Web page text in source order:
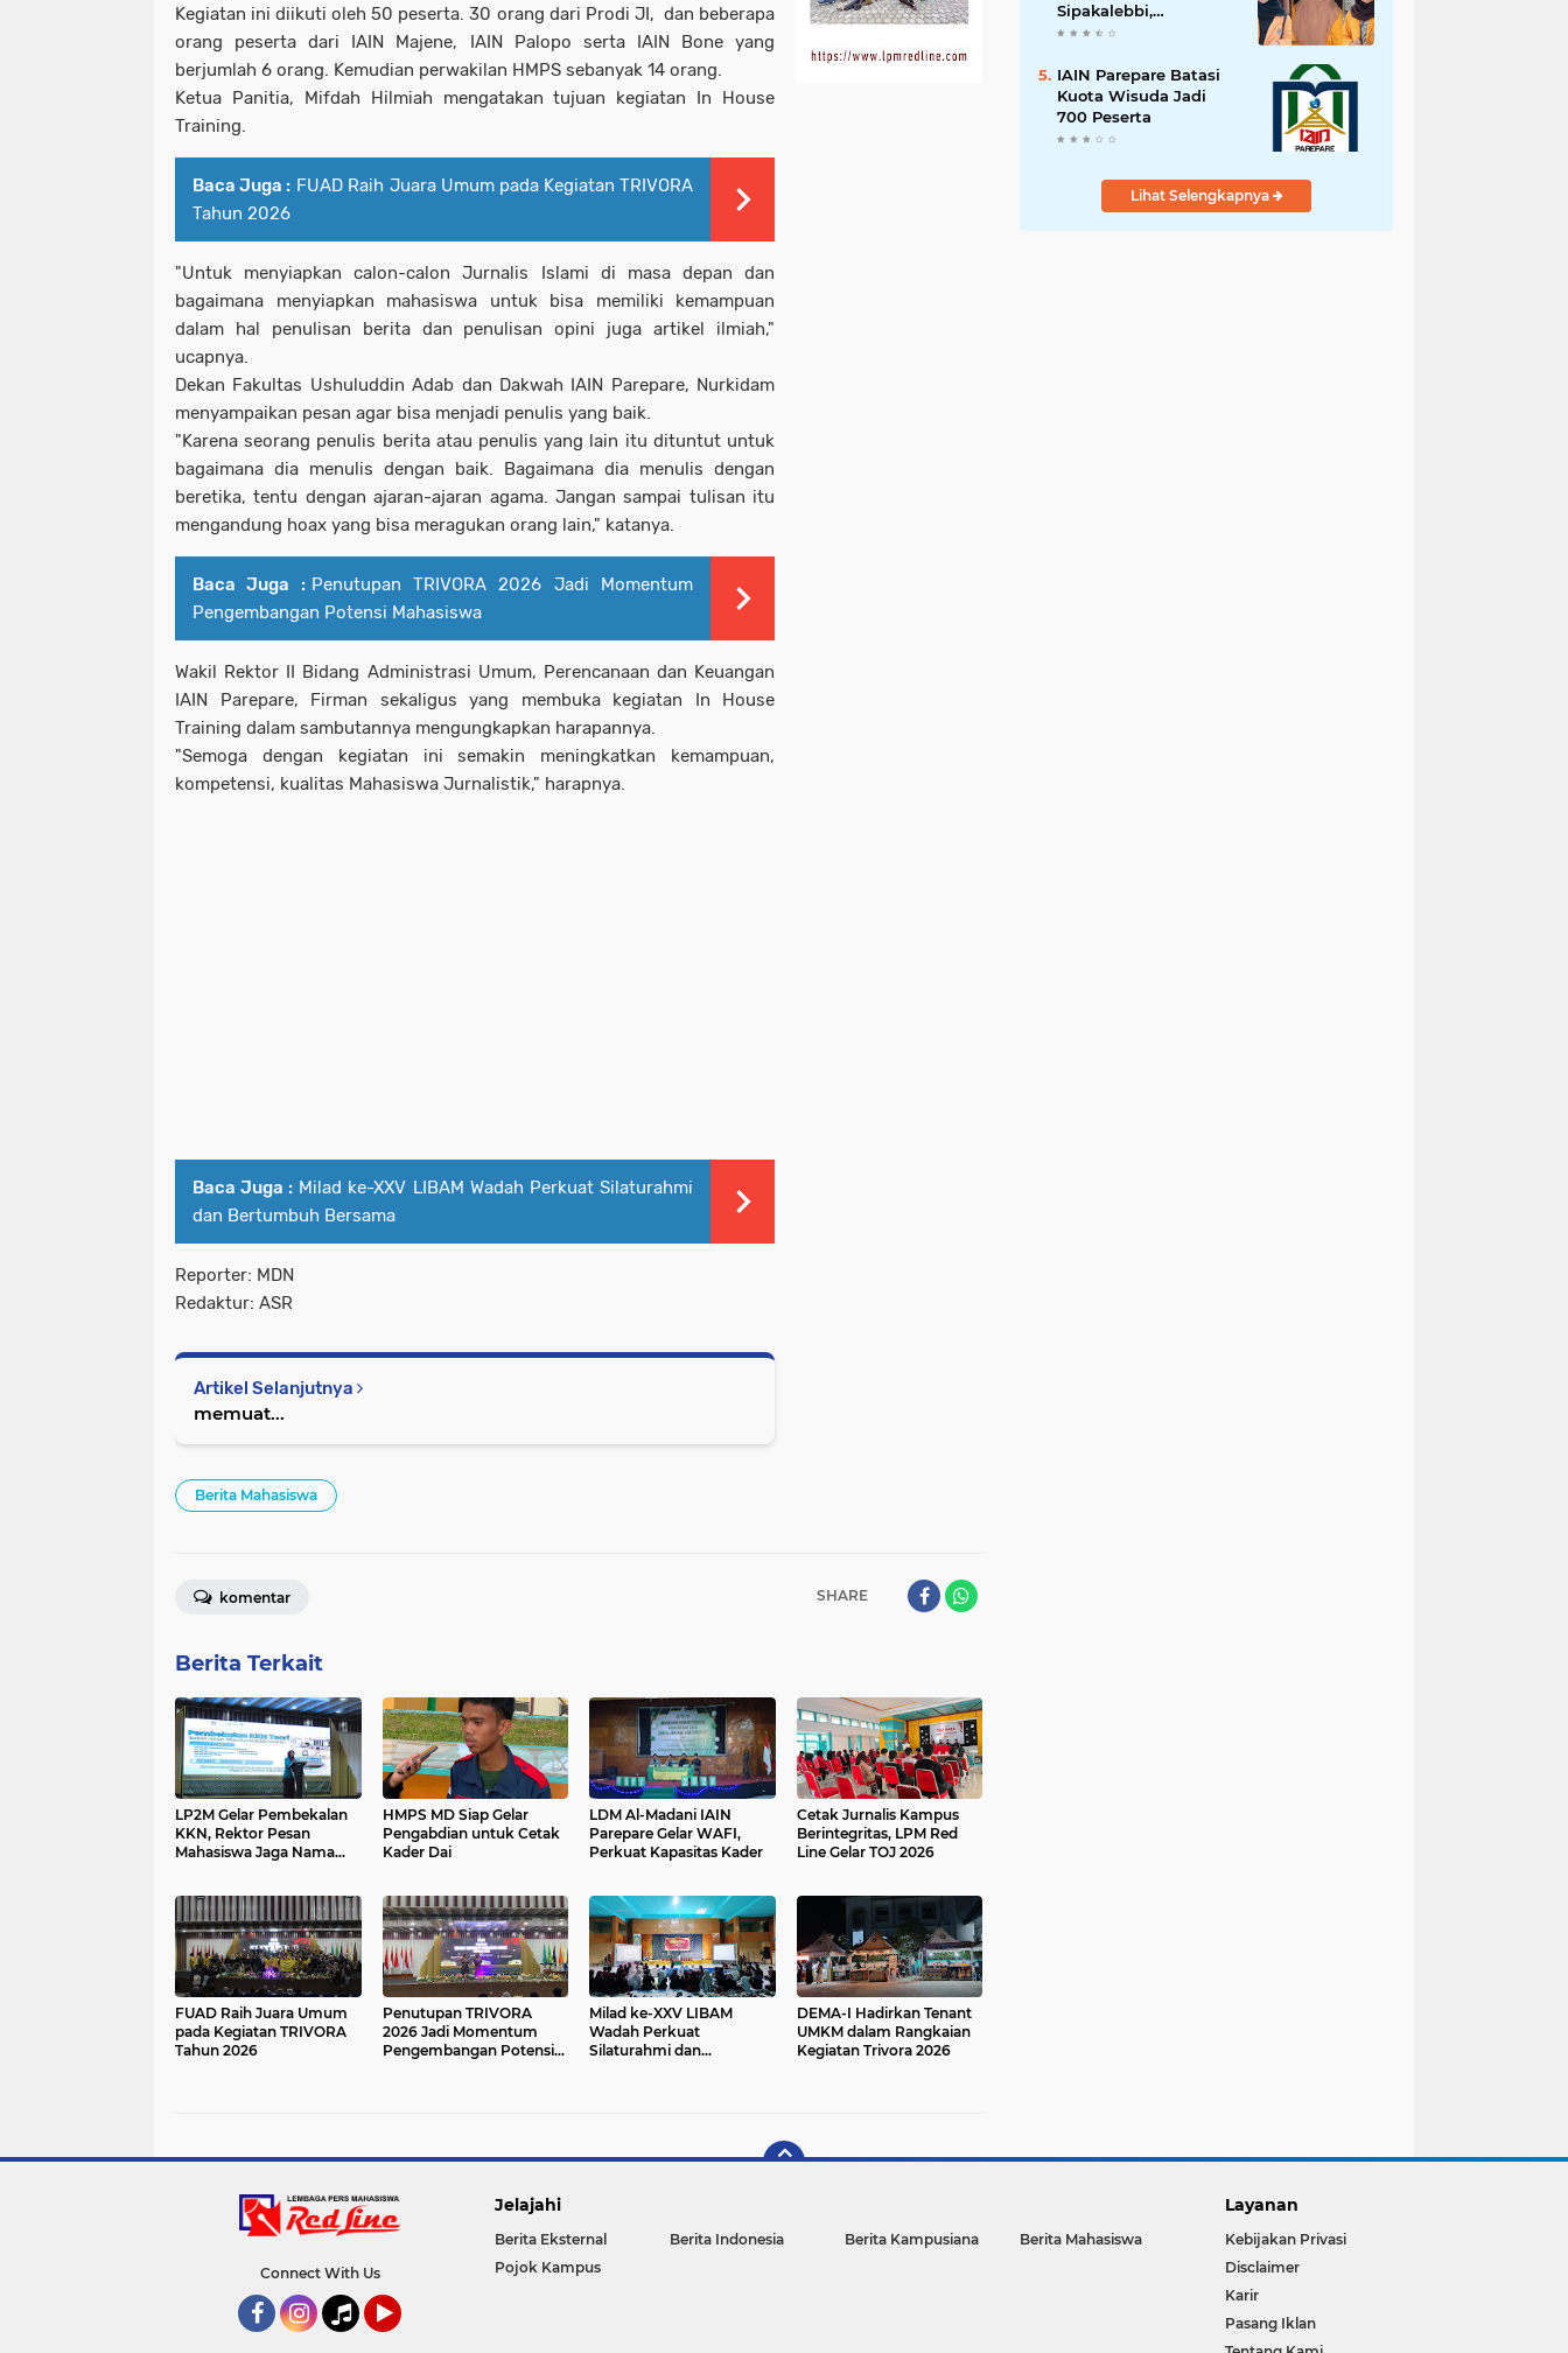
Kegiatan ini diikuti oleh 50 peserta. 30 orang dari Prodi JI, dan beberapa
orang peserta dari IAIN Majene, IAIN Palopo serta IAIN Bone yang
berjumlah 6 orang. Kemudian perwakilan HMPS sebanyak 14 orang.
Ketua Panitia, Mifdah Hilmiah mengatakan tujuan kegiatan In House
Training.
Baca Juga : FUAD Raih Juara Umum pada Kegiatan TRIVORA
Tahun 2026
"Untuk menyiapkan calon-calon Jurnalis Islami di masa depan dan
bagaimana menyiapkan mahasiswa untuk bisa memiliki kemampuan
dalam hal penulisan berita dan penulisan opini juga artikel ilmiah,"
ucapnya.
Dekan Fakultas Ushuluddin Adab dan Dakwah IAIN Parepare, Nurkidam
menyampaikan pesan agar bisa menjadi penulis yang baik.
"Karena seorang penulis berita atau penulis yang lain itu dituntut untuk
bagaimana dia menulis dengan baik. Bagaimana dia menulis dengan
beretika, tentu dengan ajaran-ajaran agama. Jangan sampai tulisan itu
mengandung hoax yang bisa meragukan orang lain," katanya.
Baca Juga : Penutupan TRIVORA 2026 Jadi Momentum
Pengembangan Potensi Mahasiswa
Wakil Rektor II Bidang Administrasi Umum, Perencanaan dan Keuangan
IAIN Parepare, Firman sekaligus yang membuka kegiatan In House
Training dalam sambutannya mengungkapkan harapannya.
"Semoga dengan kegiatan ini semakin meningkatkan kemampuan,
kompetensi, kualitas Mahasiswa Jurnalistik," harapnya.
Baca Juga : Milad ke-XXV LIBAM Wadah Perkuat Silaturahmi
dan Bertumbuh Bersama
Reporter: MDN
Redaktur: ASR
Artikel Selanjutnya
memuat...
Berita Mahasiswa
SHARE
komentar
Berita Terkait
LP2M Gelar Pembekalan
KKN, Rektor Pesan
Mahasiswa Jaga Nama
HMPS MD Siap Gelar
Pengabdian untuk Cetak
Kader Dai
LDM Al-Madani IAIN
Parepare Gelar WAFI,
Perkuat Kapasitas Kader
Cetak Jurnalis Kampus
Berintegritas, LPM Red
Line Gelar TOJ 2026
FUAD Raih Juara Umum
pada Kegiatan TRIVORA
Tahun 2026
Penutupan TRIVORA
2026 Jadi Momentum
Pengembangan Potensi
Milad ke-XXV LIBAM
Wadah Perkuat
Silaturahmi dan
DEMA-I Hadirkan Tenant
UMKM dalam Rangkaian
Kegiatan Trivora 2026
Sipakalebbi,
Sipakainge yang
Suku Bugis
IAIN Parepare Batasi
Kuota Wisuda Jadi
700 Peserta
Lihat Selengkapnya
Connect With Us
Jelajahi
Berita Eksternal Berita Indonesia Berita Kampusiana
Berita Mahasiswa
Pojok Kampus
Layanan
Kebijakan Privasi
Disclaimer
Karir
Pasang Iklan